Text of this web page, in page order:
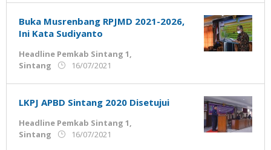
Ujung
Jemari
Buka Musrenbang RPJMD 2021-2026,
Ini Kata Sudiyanto
Headline Pemkab Sintang 1,
Sintang
16/07/2021
Ujung
Jemari
LKPJ APBD Sintang 2020 Disetujui
Headline Pemkab Sintang 1,
Sintang
16/07/2021